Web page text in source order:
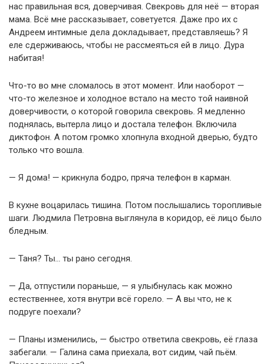
нас правильная вся, доверчивая. Свекровь для неё — вторая
мама. Всё мне рассказывает, советуется. Даже про их с
Андреем интимные дела докладывает, представляешь? Я
еле сдерживаюсь, чтобы не рассмеяться ей в лицо. Дура
набитая!
Что-то во мне сломалось в этот момент. Или наоборот —
что-то железное и холодное встало на место той наивной
доверчивости, о которой говорила свекровь. Я медленно
поднялась, вытерла лицо и достала телефон. Включила
диктофон. А потом громко хлопнула входной дверью, будто
только что вошла.
— Я дома! — крикнула бодро, пряча телефон в карман.
В кухне воцарилась тишина. Потом послышались торопливые
шаги. Людмила Петровна выглянула в коридор, её лицо было
бледным.
— Таня? Ты… ты рано сегодня.
— Да, отпустили пораньше, — я улыбнулась как можно
естественнее, хотя внутри всё горело. — А вы что, не к
подруге поехали?
— Планы изменились, — быстро ответила свекровь, её глаза
забегали. — Галина сама приехала, вот сидим, чай пьём.